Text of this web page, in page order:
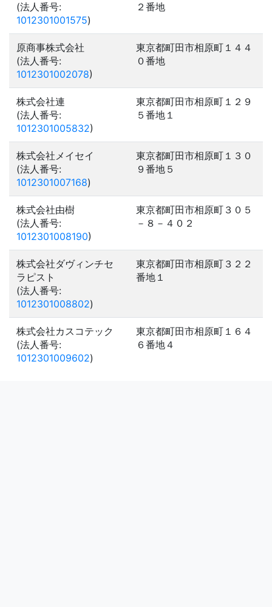
(法人番号:
1012301001575)
２番地
原商事株式会社
(法人番号:
1012301002078)
東京都町田市相原町１４４
０番地
株式会社連
(法人番号:
1012301005832)
東京都町田市相原町１２９
５番地１
株式会社メイセイ
(法人番号:
1012301007168)
東京都町田市相原町１３０
９番地５
株式会社由樹
(法人番号:
1012301008190)
東京都町田市相原町３０５
－８－４０２
株式会社ダヴィンチセ
ラピスト
(法人番号:
1012301008802)
東京都町田市相原町３２２
番地１
株式会社カスコテック
(法人番号:
1012301009602)
東京都町田市相原町１６４
６番地４